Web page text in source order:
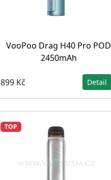
VooPoo Drag H40 Pro POD
2450mAh
899 Kč Detail
TOP